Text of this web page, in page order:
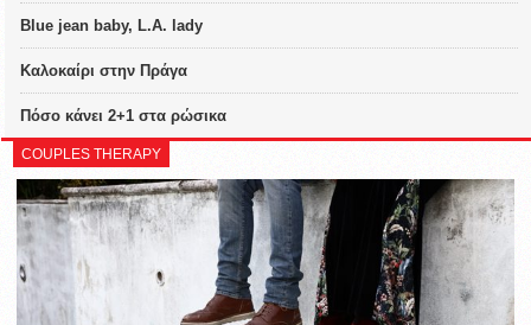
Blue jean baby, L.A. lady
Καλοκαίρι στην Πράγα
Πόσο κάνει 2+1 στα ρώσικα
COUPLES THERAPY